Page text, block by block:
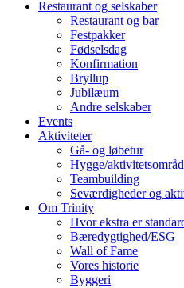
Restaurant og selskaber
Restaurant og bar
Festpakker
Fødselsdag
Konfirmation
Bryllup
Jubilæum
Andre selskaber
Events
Aktiviteter
Gå- og løbetur
Hygge/
Teambuilding
Seværdigheder og
Om Trinity
Hvor ekstra er
Bæredygtighed/ESG
Wall of Fame
Vores historie
Byggeri